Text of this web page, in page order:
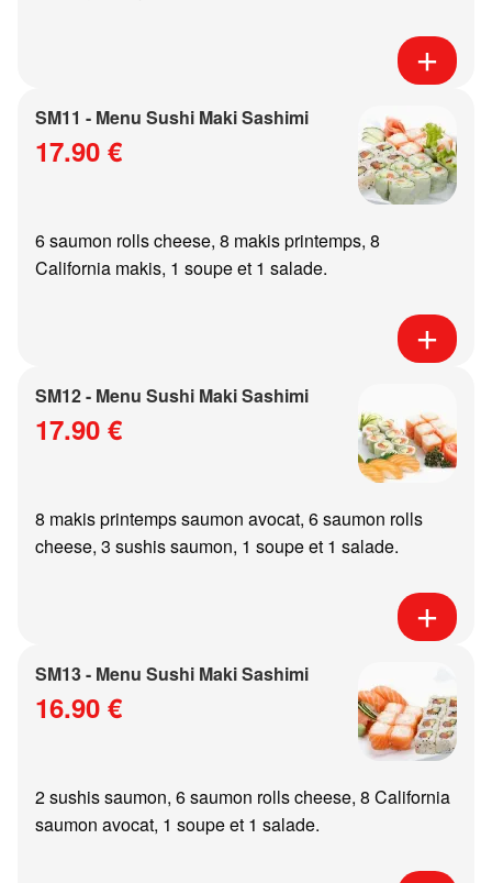
SM11 - Menu Sushi Maki Sashimi
17.90 €
6 saumon rolls cheese, 8 makis printemps, 8
California makis, 1 soupe et 1 salade.
SM12 - Menu Sushi Maki Sashimi
17.90 €
8 makis printemps saumon avocat, 6 saumon rolls
cheese, 3 sushis saumon, 1 soupe et 1 salade.
SM13 - Menu Sushi Maki Sashimi
16.90 €
2 sushis saumon, 6 saumon rolls cheese, 8 California
saumon avocat, 1 soupe et 1 salade.